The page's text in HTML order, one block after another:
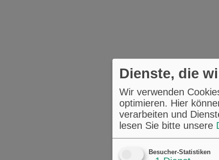
Dienste, die
Wir verwenden
optimieren. Hier
verarbeiten und
lesen Sie bitte unsere
Besucher-Statistiken